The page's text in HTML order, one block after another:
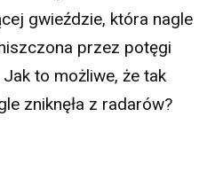
gwieździe, która nagle
przez potęgi
to możliwe, że tak
zniknęła z radarów?